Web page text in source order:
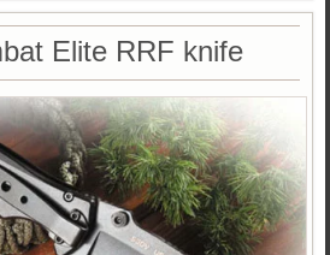
Elite RRF knife